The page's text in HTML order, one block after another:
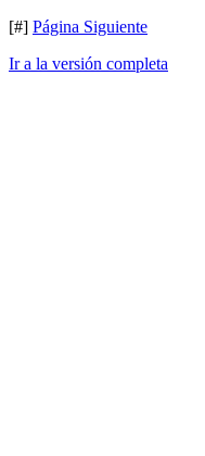
[#] Página Siguiente
Ir a la versión completa